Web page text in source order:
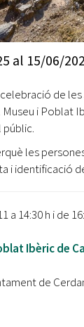
al 15/06/
de
i Poblat
les
i identificació
a 14:30 h i de
Ibèric de
de